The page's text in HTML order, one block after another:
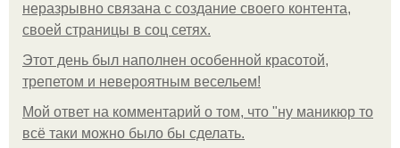
неразрывно связана с создание своего контента,
своей страницы в соц сетях.
Этот день был наполнен особенной красотой,
трепетом и невероятным весельем!
Мой ответ на комментарий о том, что "ну маникюр то
всё таки можно было бы сделать.